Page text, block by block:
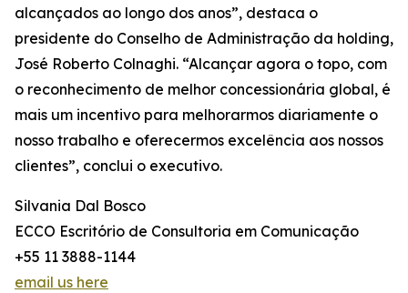
alcançados ao longo dos anos”, destaca o
presidente do Conselho de Administração da holding,
José Roberto Colnaghi. “Alcançar agora o topo, com
o reconhecimento de melhor concessionária global, é
mais um incentivo para melhorarmos diariamente o
nosso trabalho e oferecermos excelência aos nossos
clientes”, conclui o executivo.
Silvania Dal Bosco
ECCO Escritório de Consultoria em Comunicação
+55 11 3888-1144
email us here